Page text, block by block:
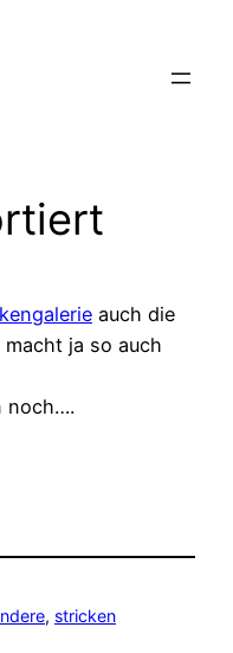
auch die
ja so auch
noch….
, stricken